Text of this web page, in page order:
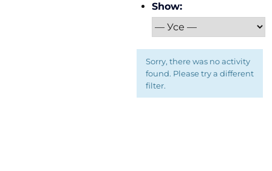
Show:
Sorry, there was no activity
found. Please try a different
filter.